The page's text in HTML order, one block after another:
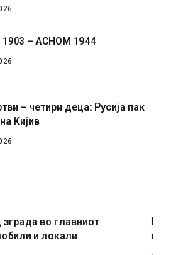
1903 – АСНОМ 1944
– четири деца: Русија пак
Кијив
– воведува нова 11-